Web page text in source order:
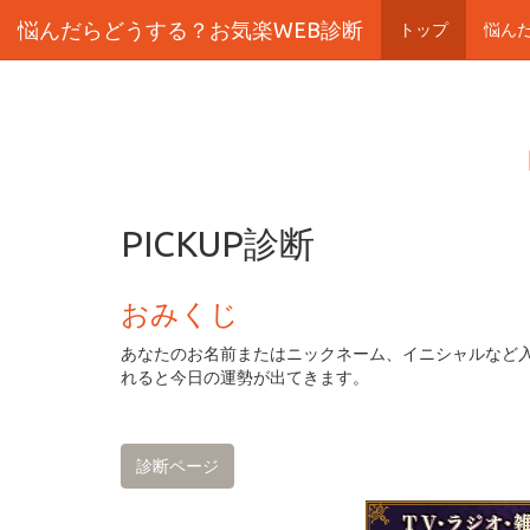
悩んだらどうする？お気楽WEB診断
PICKUP診断
おみくじ
あなたのお名前またはニックネーム、イニシャルなど
れると今日の運勢が出てきます。
診断ページ
悩んだらどうする？お気楽WEB診断 トップ 悩ん